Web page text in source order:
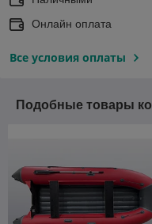
Онлайн оплата
Все условия оплаты
Подобные товары